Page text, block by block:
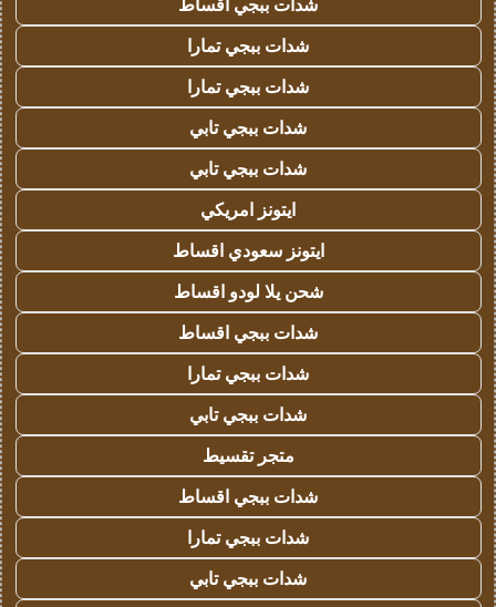
شدات ببجي اقساط
شدات ببجي تمارا
شدات ببجي تمارا
شدات ببجي تابي
شدات ببجي تابي
ايتونز امريكي
ايتونز سعودي اقساط
شحن يلا لودو اقساط
شدات ببجي اقساط
شدات ببجي تمارا
شدات ببجي تابي
متجر تقسيط
شدات ببجي اقساط
شدات ببجي تمارا
شدات ببجي تابي